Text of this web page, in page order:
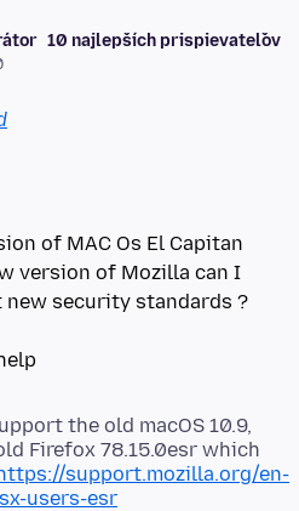
10 najlepších prispievateľov
of MAC Os El Capitan
version of Mozilla can I
security standards ?
the old macOS 10.9,
Firefox 78.15.0esr which
support.mozilla.org/en-
users-esr